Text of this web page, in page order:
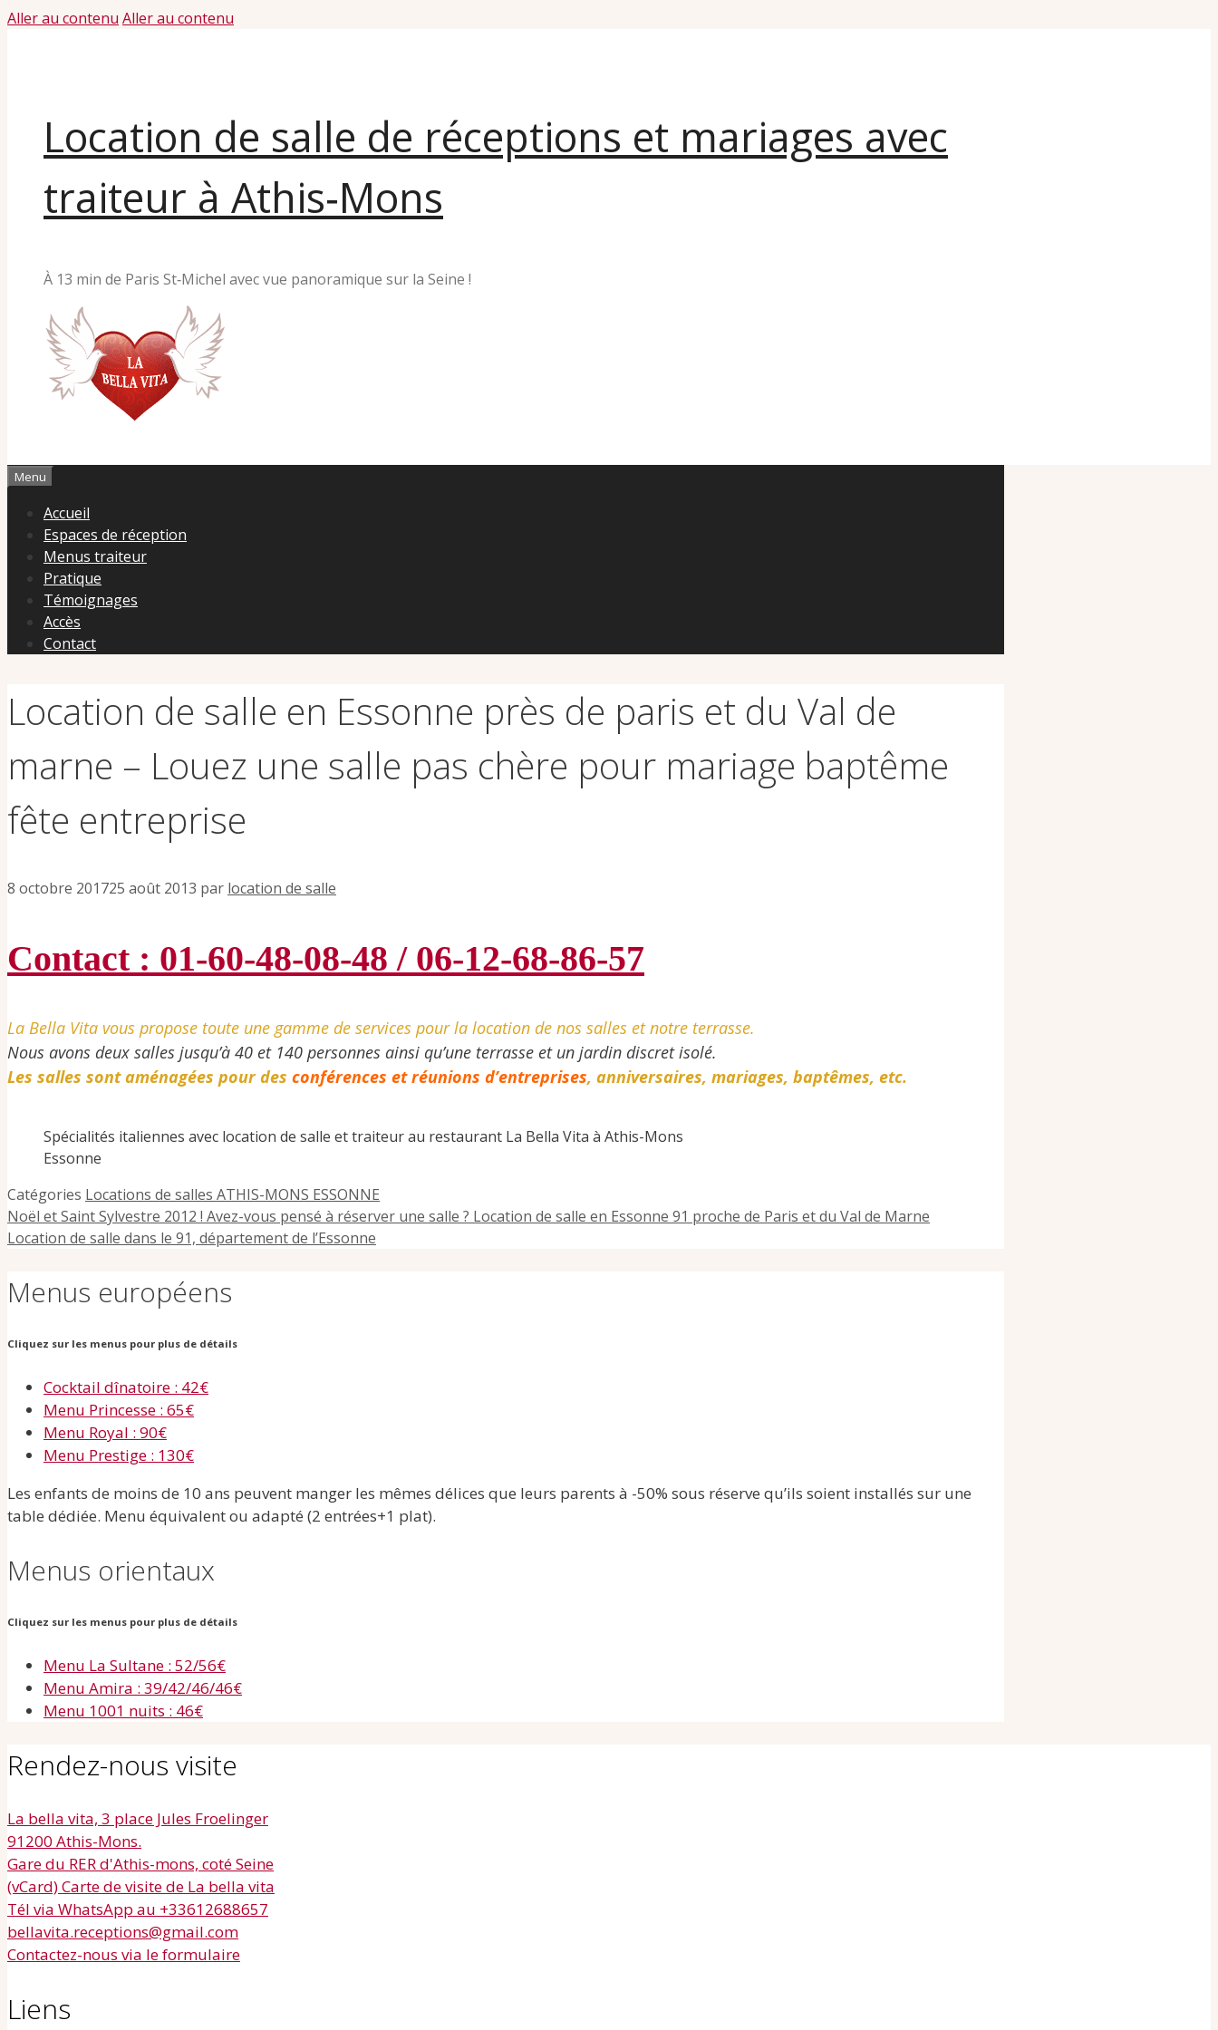
Aller au contenu Aller au contenu
Location de salle de réceptions et mariages avec
traiteur à Athis‑Mons
À 13 min de Paris St‑Michel avec vue panoramique sur la Seine !
Menu
Accueil
Espaces de réception
Menus traiteur
Pratique
Témoignages
Accès
Contact
Location de salle en Essonne près de paris et du Val de
marne – Louez une salle pas chère pour mariage baptême
fête entreprise
8 octobre 201725 août 2013 par location de salle
Contact : 01-60-48-08-48 / 06-12-68-86-57
La Bella Vita vous propose toute une gamme de services pour la location de nos salles et notre terrasse.
Nous avons deux salles jusqu’à 40 et 140 personnes ainsi qu’une terrasse et un jardin discret isolé.
Les salles sont aménagées pour des conférences et réunions d’entreprises, anniversaires, mariages, baptêmes, etc.
Spécialités italiennes avec location de salle et traiteur au restaurant La Bella Vita à Athis-Mons
Essonne
Catégories Locations de salles ATHIS-MONS ESSONNE
Noël et Saint Sylvestre 2012 ! Avez-vous pensé à réserver une salle ? Location de salle en Essonne 91 proche de Paris et du Val de Marne
Location de salle dans le 91, département de l’Essonne
Menus européens
Cliquez sur les menus pour plus de détails
Cocktail dînatoire : 42€
Menu Princesse : 65€
Menu Royal : 90€
Menu Prestige : 130€
Les enfants de moins de 10 ans peuvent manger les mêmes délices que leurs parents à -50% sous réserve qu’ils soient installés sur une
table dédiée. Menu équivalent ou adapté (2 entrées+1 plat).
Menus orientaux
Cliquez sur les menus pour plus de détails
Menu La Sultane : 52/56€
Menu Amira : 39/42/46/46€
Menu 1001 nuits : 46€
Rendez-nous visite
La bella vita, 3 place Jules Froelinger
91200 Athis-Mons.
Gare du RER d'Athis-mons, coté Seine
(vCard) Carte de visite de La bella vita
Tél via WhatsApp au +33612688657
bellavita.receptions@gmail.com
Contactez-nous via le formulaire
Liens